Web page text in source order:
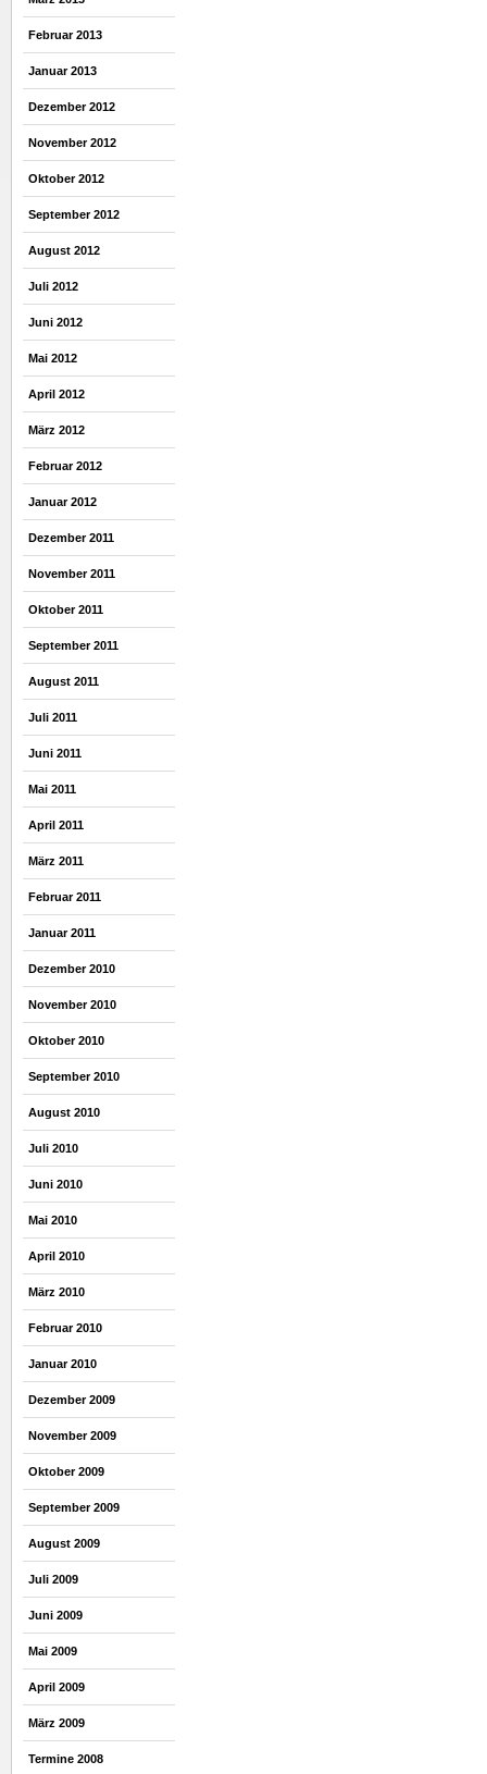
Februar 2013
Januar 2013
Dezember 2012
November 2012
Oktober 2012
September 2012
August 2012
Juli 2012
Juni 2012
Mai 2012
April 2012
März 2012
Februar 2012
Januar 2012
Dezember 2011
November 2011
Oktober 2011
September 2011
August 2011
Juli 2011
Juni 2011
Mai 2011
April 2011
März 2011
Februar 2011
Januar 2011
Dezember 2010
November 2010
Oktober 2010
September 2010
August 2010
Juli 2010
Juni 2010
Mai 2010
April 2010
März 2010
Februar 2010
Januar 2010
Dezember 2009
November 2009
Oktober 2009
September 2009
August 2009
Juli 2009
Juni 2009
Mai 2009
April 2009
März 2009
Termine 2008